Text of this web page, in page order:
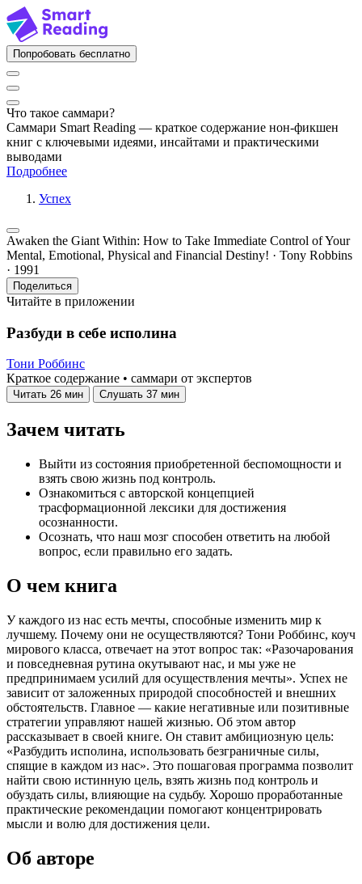
Попробовать бесплатно
Что такое саммари?
Саммари Smart Reading — краткое содержание нон-фикшен
книг с ключевыми идеями, инсайтами и практическими
выводами
Подробнее
Успех
Awaken the Giant Within: How to Take Immediate Control of Your
Mental, Emotional, Physical and Financial Destiny! · Tony Robbins
· 1991
Поделиться
Читайте в приложении
Разбуди в себе исполина
Тони Роббинс
Краткое содержание • саммари от экспертов
Читать 26 мин Слушать 37 мин
Зачем читать
Выйти из состояния приобретенной беспомощности и
взять свою жизнь под контроль.
Ознакомиться с авторской концепцией
трасформационной лексики для достижения
осознанности.
Осознать, что наш мозг способен ответить на любой
вопрос, если правильно его задать.
О чем книга
У каждого из нас есть мечты, способные изменить мир к
лучшему. Почему они не осуществляются? Тони Роббинс, коуч
мирового класса, отвечает на этот вопрос так: «Разочарования
и повседневная рутина окутывают нас, и мы уже не
предпринимаем усилий для осуществления мечты». Успех не
зависит от заложенных природой способностей и внешних
обстоятельств. Главное — какие негативные или позитивные
стратегии управляют нашей жизнью. Об этом автор
рассказывает в своей книге. Он ставит амбициозную цель:
«Разбудить исполина, использовать безграничные силы,
спящие в каждом из нас». Это пошаговая программа позволит
найти свою истинную цель, взять жизнь под контроль и
обуздать силы, влияющие на судьбу. Хорошо проработанные
практические рекомендации помогают концентрировать
мысли и волю для достижения цели.
Об авторе